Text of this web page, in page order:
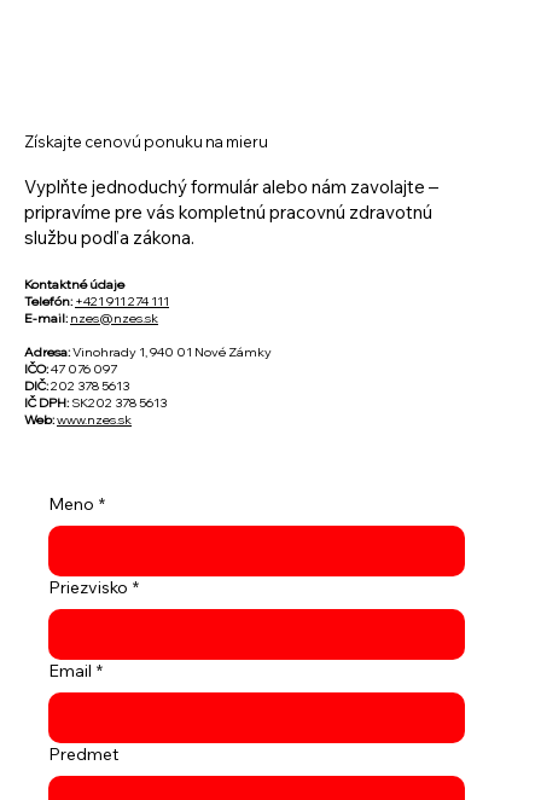
Získajte cenovú ponuku na mieru
Vyplňte jednoduchý formulár alebo nám zavolajte –
pripravíme pre vás kompletnú pracovnú zdravotnú
službu podľa zákona.
Kontaktné údaje
Telefón: +421 911 274 111
E-mail: nzes@nzes.sk
Adresa:Vinohrady 1, 940 01 Nové Zámky
IČO:47 076 097
DIČ:202 378 5613
IČ DPH: SK202 378 5613
Web:www.nzes.sk
Meno *
Priezvisko *
Email *
Predmet